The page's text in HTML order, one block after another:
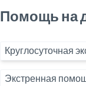
Помощь на
Круглосуточная
Экстренная